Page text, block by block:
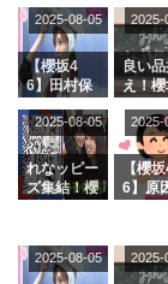
【櫻坂4
6】田村保
ージを脱い
でいた理由
2025-08-05
良い
え！
グル
e or
k』オ
シャル
ズ絶賛
2025-
れなッピー
ズ集結！櫻
理子、8/6
「ラヴィッ
2025-08-05
【櫻
6】原
ざわつ
2025-
2025-08-05 2025-